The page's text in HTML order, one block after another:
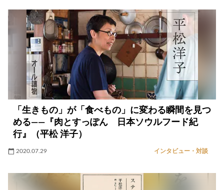
「生きもの」が「食べもの」に変わる瞬間を見つ
める――『肉とすっぽん 日本ソウルフード紀
行』（平松 洋子）
2020.07.29 インタビュー・対談